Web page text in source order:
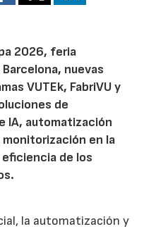
2026, feria
nuevas
VUTEk, FabriVU y
de
IA, automatización
en la
eficiencia de los
la automatización y